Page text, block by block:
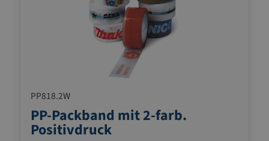
PP818.2W
PP-Packband mit 2-farb.
Positivdruck